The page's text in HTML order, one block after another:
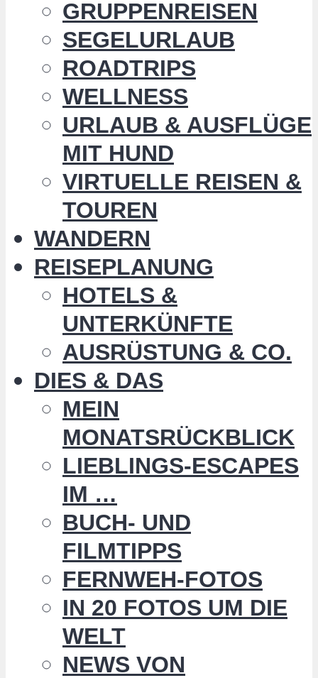
GRUPPENREISEN
SEGELURLAUB
ROADTRIPS
WELLNESS
URLAUB & AUSFLÜGE
MIT HUND
VIRTUELLE REISEN &
TOUREN
WANDERN
REISEPLANUNG
HOTELS &
UNTERKÜNFTE
AUSRÜSTUNG & CO.
DIES & DAS
MEIN
MONATSRÜCKBLICK
LIEBLINGS-ESCAPES
IM …
BUCH- UND
FILMTIPPS
FERNWEH-FOTOS
IN 20 FOTOS UM DIE
WELT
NEWS VON